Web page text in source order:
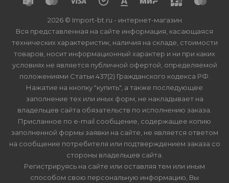
2026 © Import-bt.ru - интернет-магазин
Вся представленная на сайте информация, касающаяся
технических характеристик, наличия на складе, стоимости
товаров, носит информационный характер и ни при каких
условиях не является публичной офертой, определяемой
положениями Статьи 437(2) Гражданского кодекса РФ.
Нажатие на кнопку "купить", а также последующее
заполнение тех или иных форм, не накладывает на
владельцев сайта обязательств по исполнению заказа.
Присланное по e-mail сообщение, содержащее копию
заполненной формы заявки на сайте, не является ответом
на сообщение потребителя или подтверждением заказа со
стороны владельцев сайта.
Регистрируясь на сайте или оставляя тем или иным
способом свою персональную информацию, Вы